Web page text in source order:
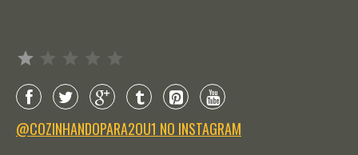
@COZINHANDOPARA2OU1 NO INSTAGRAM